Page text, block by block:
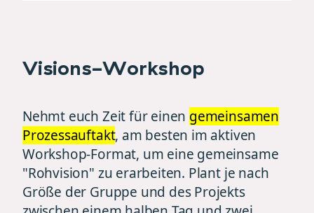
Visions-Workshop
Nehmt euch Zeit für einen gemeinsamen
Prozessauftakt, am besten im aktiven
Workshop-Format, um eine gemeinsame
"Rohvision" zu erarbeiten. Plant je nach
Größe der Gruppe und des Projekts